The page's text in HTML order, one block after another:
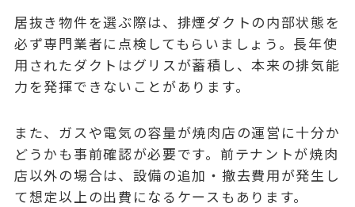
居抜き物件を選ぶ際は、 排煙ダクトの内部状態を
必ず専門業者に点検してもらいましょう。長年使
用されたダクトはグリスが蓄積し、本来の排気能
力を発揮できないことがあります。
また、ガスや電気の容量が焼肉店の運営に十分か
どうかも事前確認が必要です。前テナントが焼肉
店以外の場合は、設備の追加・撤去費用が発生し
て想定以上の出費になるケースもあります。